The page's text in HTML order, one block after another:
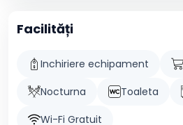
Facilități
Inchiriere echipament
Nocturna
Toaleta
Wi-Fi Gratuit